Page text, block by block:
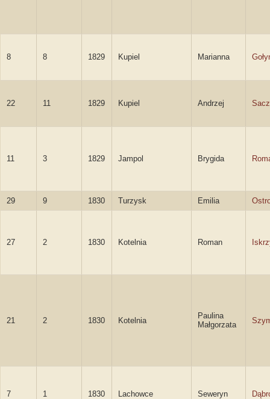
8 8 1829 Kupiel Marianna
22 11 1829 Kupiel Andrzej
11 3 1829 Jampol Brygida
29 9 1830 Turzysk Emilia
27 2 1830 Kotelnia Roman
21 2 1830 Kotelnia
Paulina
Małgorzata
7 1 1830 Lachowce Seweryn